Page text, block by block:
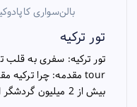
بالن‌سواری
تور ترکیه
تور ترکیه: سفری به قلب
tour مقدمه: چرا ترکیه مقصد ایرانی‌هاست؟
بیش از 2 میلیون گردشگر ایرانی در سال 2024، بهشتی…